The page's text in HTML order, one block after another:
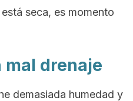
seca, es momento
mal drenaje
demasiada humedad y